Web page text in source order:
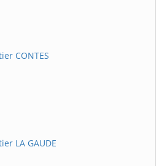
CONTES
LA GAUDE